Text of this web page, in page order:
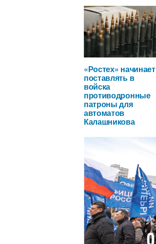
«Ростех» начинает
поставлять в
войска
противодронные
патроны для
автоматов
Калашникова